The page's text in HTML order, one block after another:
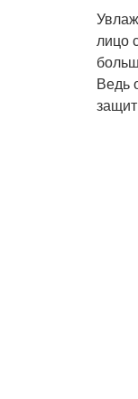
лицо
Ведь